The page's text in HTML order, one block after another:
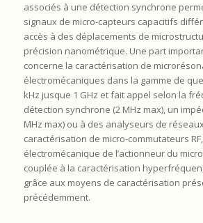
associés à une détection synchrone
signaux de micro-capteurs capacitifs
accès à des déplacements de
précision nanométrique. Une part
concerne la caractérisation de
électromécaniques dans la gamme de
kHz jusque 1 GHz et fait appel selon la
détection synchrone (2 MHz max), un
MHz max) ou à des analyseurs de
caractérisation de micro-commutateurs
électromécanique de l’actionneur du
couplée à la caractérisation
grâce aux moyens de caractérisation
précédemment.